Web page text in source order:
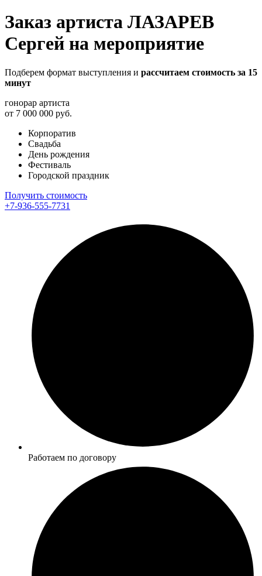
Заказ артиста ЛАЗАРЕВ
Сергей на мероприятие
Подберем формат выступления и рассчитаем стоимость за 15
минут
гонорар артиста
от 7 000 000 руб.
Корпоратив
Свадьба
День рождения
Фестиваль
Городской праздник
Получить стоимость
+7-936-555-7731
Работаем по договору